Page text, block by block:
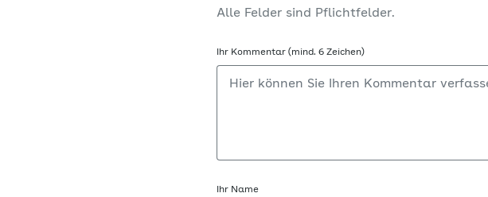
Alle Felder sind Pflichtfelder.
Ihr Kommentar (mind. 6 Zeichen)
Ihr Name